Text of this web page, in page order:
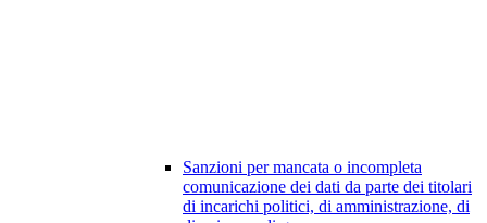
Sanzioni per mancata o incompleta
comunicazione dei dati da parte dei titolari
di incarichi politici, di amministrazione, di